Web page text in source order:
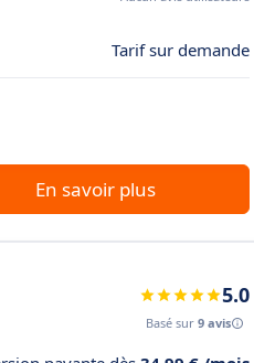
Tarif sur demande
En savoir plus
5.0
Basé sur 9 avis